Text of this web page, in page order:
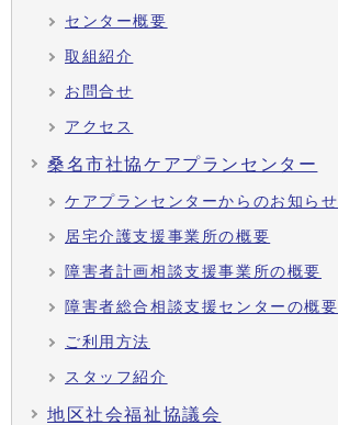
センター概要
取組紹介
お問合せ
アクセス
桑名市社協ケアプランセンター
ケアプランセンターからのお知らせ
居宅介護支援事業所の概要
障害者計画相談支援事業所の概要
障害者総合相談支援センターの概要
ご利用方法
スタッフ紹介
地区社会福祉協議会